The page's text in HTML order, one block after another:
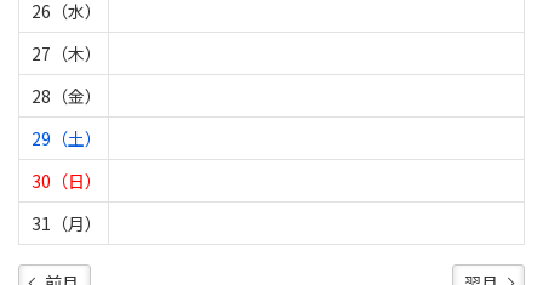
26（水）
27（木）
28（金）
29（土）
30（日）
31（月）